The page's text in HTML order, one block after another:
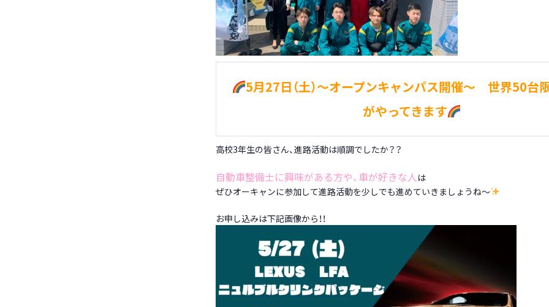
5月27日（土）～オープンキャンパス開催～ 世界50台
がやってきます
高校3年生の皆さん、進路活動は順調でしたか？？
自動車整備士に興味がある方や、車が好きな人は
ぜひオーキャンに参加して進路活動を少しでも進めていきましょうね～
お申し込みは下記画像から！！